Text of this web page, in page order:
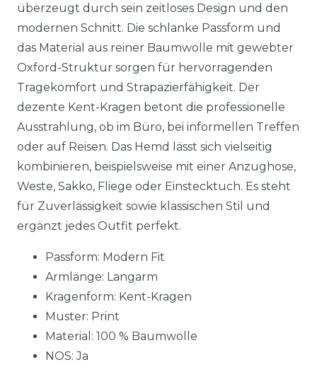
überzeugt durch sein zeitloses Design und den
modernen Schnitt. Die schlanke Passform und
das Material aus reiner Baumwolle mit gewebter
Oxford-Struktur sorgen für hervorragenden
Tragekomfort und Strapazierfähigkeit. Der
dezente Kent-Kragen betont die professionelle
Ausstrahlung, ob im Büro, bei informellen Treffen
oder auf Reisen. Das Hemd lässt sich vielseitig
kombinieren, beispielsweise mit einer Anzughose,
Weste, Sakko, Fliege oder Einstecktuch. Es steht
für Zuverlässigkeit sowie klassischen Stil und
ergänzt jedes Outfit perfekt.
Passform: Modern Fit
Armlänge: Langarm
Kragenform: Kent-Kragen
Muster: Print
Material: 100 % Baumwolle
NOS: Ja